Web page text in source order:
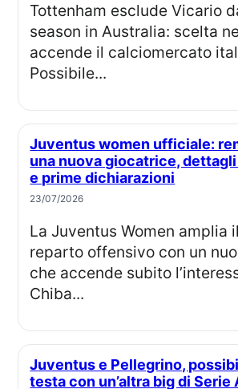
Tottenham esclude Vicario dal pre-
season in Australia: scelta
accende il calciomercato
Possibile...
Juventus women ufficiale: remina chiba è
una nuova giocatrice, dettagli
e prime dichiarazioni
23/07/2026
La Juventus Women amplia il proprio
reparto offensivo con un
che accende subito
Chiba...
Juventus e Pellegrino, possibile testa a
testa con un’altra big di Serie